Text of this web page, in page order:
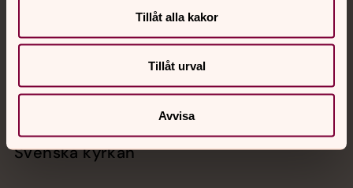
Tillåt alla kakor
Tillåt urval
Avvisa
Chatt
Svenska kyrkan